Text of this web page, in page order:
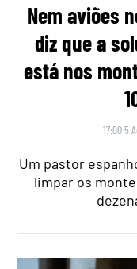
Nem aviões
diz que a
está nos
17:00 5
Um pastor
limpar os